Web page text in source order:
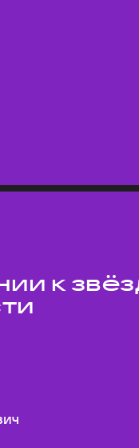
к